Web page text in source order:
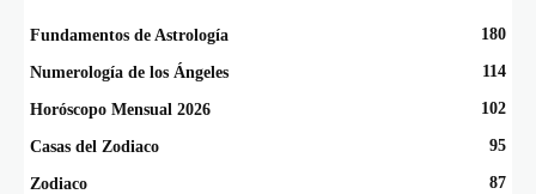
Fundamentos de Astrología 180
Numerología de los Ángeles 114
Horóscopo Mensual 2026 102
Casas del Zodiaco 95
Zodiaco 87